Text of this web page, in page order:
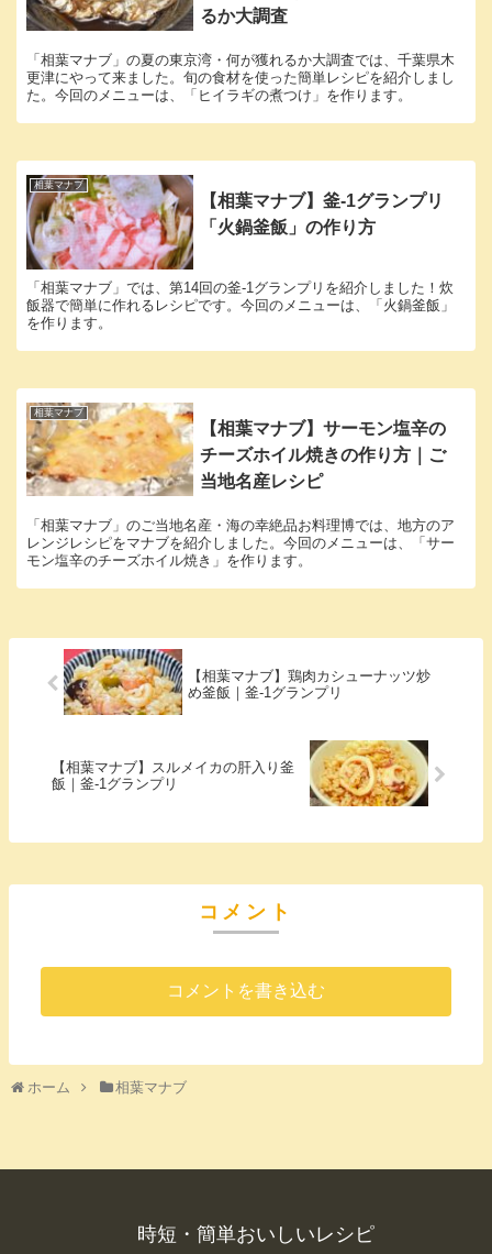
るか大調査
「相葉マナブ」の夏の東京湾・何が獲れるか大調査では、千葉県木
更津にやって来ました。旬の食材を使った簡単レシピを紹介しまし
た。今回のメニューは、「ヒイラギの煮つけ」を作ります。
相葉マナブ
【相葉マナブ】釜-1グランプリ
「火鍋釜飯」の作り方
「相葉マナブ」では、第14回の釜-1グランプリを紹介しました！炊
飯器で簡単に作れるレシピです。今回のメニューは、「火鍋釜飯」
を作ります。
相葉マナブ
【相葉マナブ】サーモン塩辛の
チーズホイル焼きの作り方｜ご
当地名産レシピ
「相葉マナブ」のご当地名産・海の幸絶品お料理博では、地方のア
レンジレシピをマナブを紹介しました。今回のメニューは、「サー
モン塩辛のチーズホイル焼き」を作ります。
【相葉マナブ】鶏肉カシューナッツ炒
め釜飯｜釜-1グランプリ
【相葉マナブ】スルメイカの肝入り釜
飯｜釜-1グランプリ
コメント
コメントを書き込む
ホーム 相葉マナブ
時短・簡単おいしいレシピ